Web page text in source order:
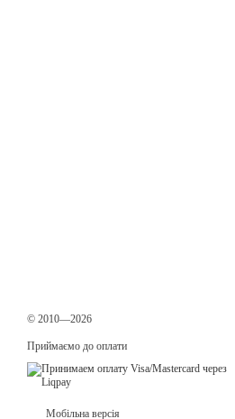
© 2010—2026
Приймаємо до оплати
Мобільна версія